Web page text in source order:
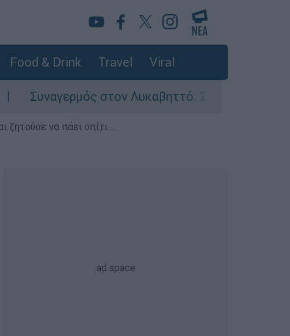
Food & Drink Travel Viral
στον Λυκαβηττό: Σορός σε προχωρημένη
να πάει σπίτι...